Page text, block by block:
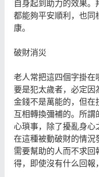
自身起到助力的效果
都能夠平安順利，也同
康。
破財消災
老人常把這四個字掛在
要是犯太歲者，必定因
金錢不是萬能的，但在
互相轉換彌補的。所
心瑣事，除了擾亂身心
在這種被動破財的情況
需要幫助的人而不求回
得，即使沒有什么回報